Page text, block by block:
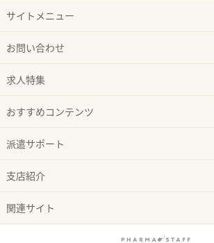
サイトメニュー
お問い合わせ
求人特集
おすすめコンテンツ
派遣サポート
支店紹介
関連サイト